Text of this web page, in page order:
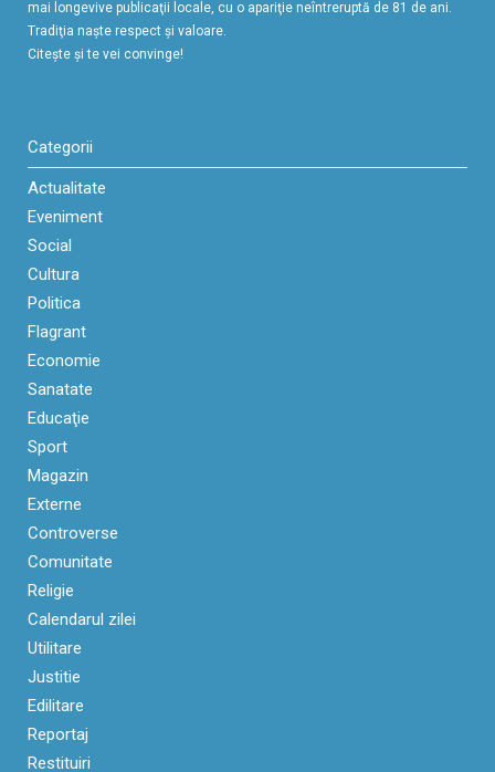
mai longevive publicaţii locale, cu o apariţie neîntreruptă de 81 de ani.
Tradiţia naşte respect şi valoare.
Citeşte şi te vei convinge!
Categorii
Actualitate
Eveniment
Social
Cultura
Politica
Flagrant
Economie
Sanatate
Educaţie
Sport
Magazin
Externe
Controverse
Comunitate
Religie
Calendarul zilei
Utilitare
Justitie
Edilitare
Reportaj
Restituiri